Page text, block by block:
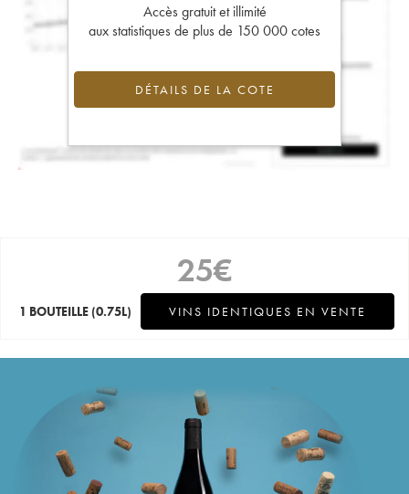
Accès gratuit et illimité
aux statistiques de plus de 150 000 cotes
DÉTAILS DE LA COTE
25€
1 BOUTEILLE (0.75L) VINS IDENTIQUES EN VENTE